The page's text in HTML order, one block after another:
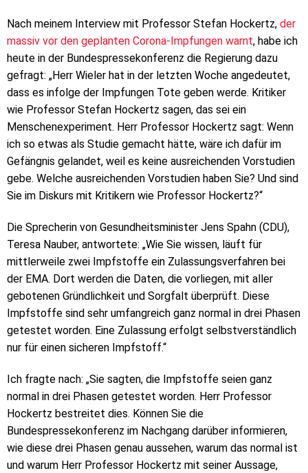
Nach meinem Interview mit Professor Stefan Hockertz, der
massiv vor den geplanten Corona-Impfungen warnt, habe ich
heute in der Bundespressekonferenz die Regierung dazu
gefragt: „Herr Wieler hat in der letzten Woche angedeutet,
dass es infolge der Impfungen Tote geben werde. Kritiker
wie Professor Stefan Hockertz sagen, das sei ein
Menschenexperiment. Herr Professor Hockertz sagt: Wenn
ich so etwas als Studie gemacht hätte, wäre ich dafür im
Gefängnis gelandet, weil es keine ausreichenden Vorstudien
gebe. Welche ausreichenden Vorstudien haben Sie? Und sind
Sie im Diskurs mit Kritikern wie Professor Hockertz?“
Die Sprecherin von Gesundheitsminister Jens Spahn (CDU),
Teresa Nauber, antwortete: „Wie Sie wissen, läuft für
mittlerweile zwei Impfstoffe ein Zulassungsverfahren bei
der EMA. Dort werden die Daten, die vorliegen, mit aller
gebotenen Gründlichkeit und Sorgfalt überprüft. Diese
Impfstoffe sind sehr umfangreich ganz normal in drei Phasen
getestet worden. Eine Zulassung erfolgt selbstverständlich
nur für einen sicheren Impfstoff.“
Ich fragte nach: „Sie sagten, die Impfstoffe seien ganz
normal in drei Phasen getestet worden. Herr Professor
Hockertz bestreitet dies. Können Sie die
Bundespressekonferenz im Nachgang darüber informieren,
wie diese drei Phasen genau aussehen, warum das normal ist
und warum Herr Professor Hockertz mit seiner Aussage,